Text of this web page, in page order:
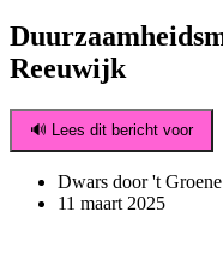
Reeuwijk
🔊 Lees dit bericht voor
Dwars door 't
11 maart 2025